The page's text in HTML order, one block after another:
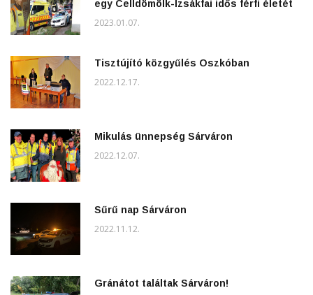
egy Celldömölk-Izsákfai idős férfi életét
2023.01.07.
Tisztújító közgyűlés Oszkóban
2022.12.17.
Mikulás ünnepség Sárváron
2022.12.07.
Sűrű nap Sárváron
2022.11.12.
Gránátot találtak Sárváron!